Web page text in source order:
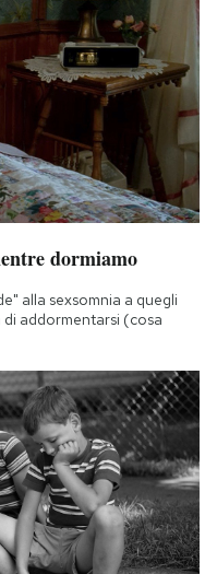
dormiamo
alla sexsomnia a quegli
addormentarsi (cosa